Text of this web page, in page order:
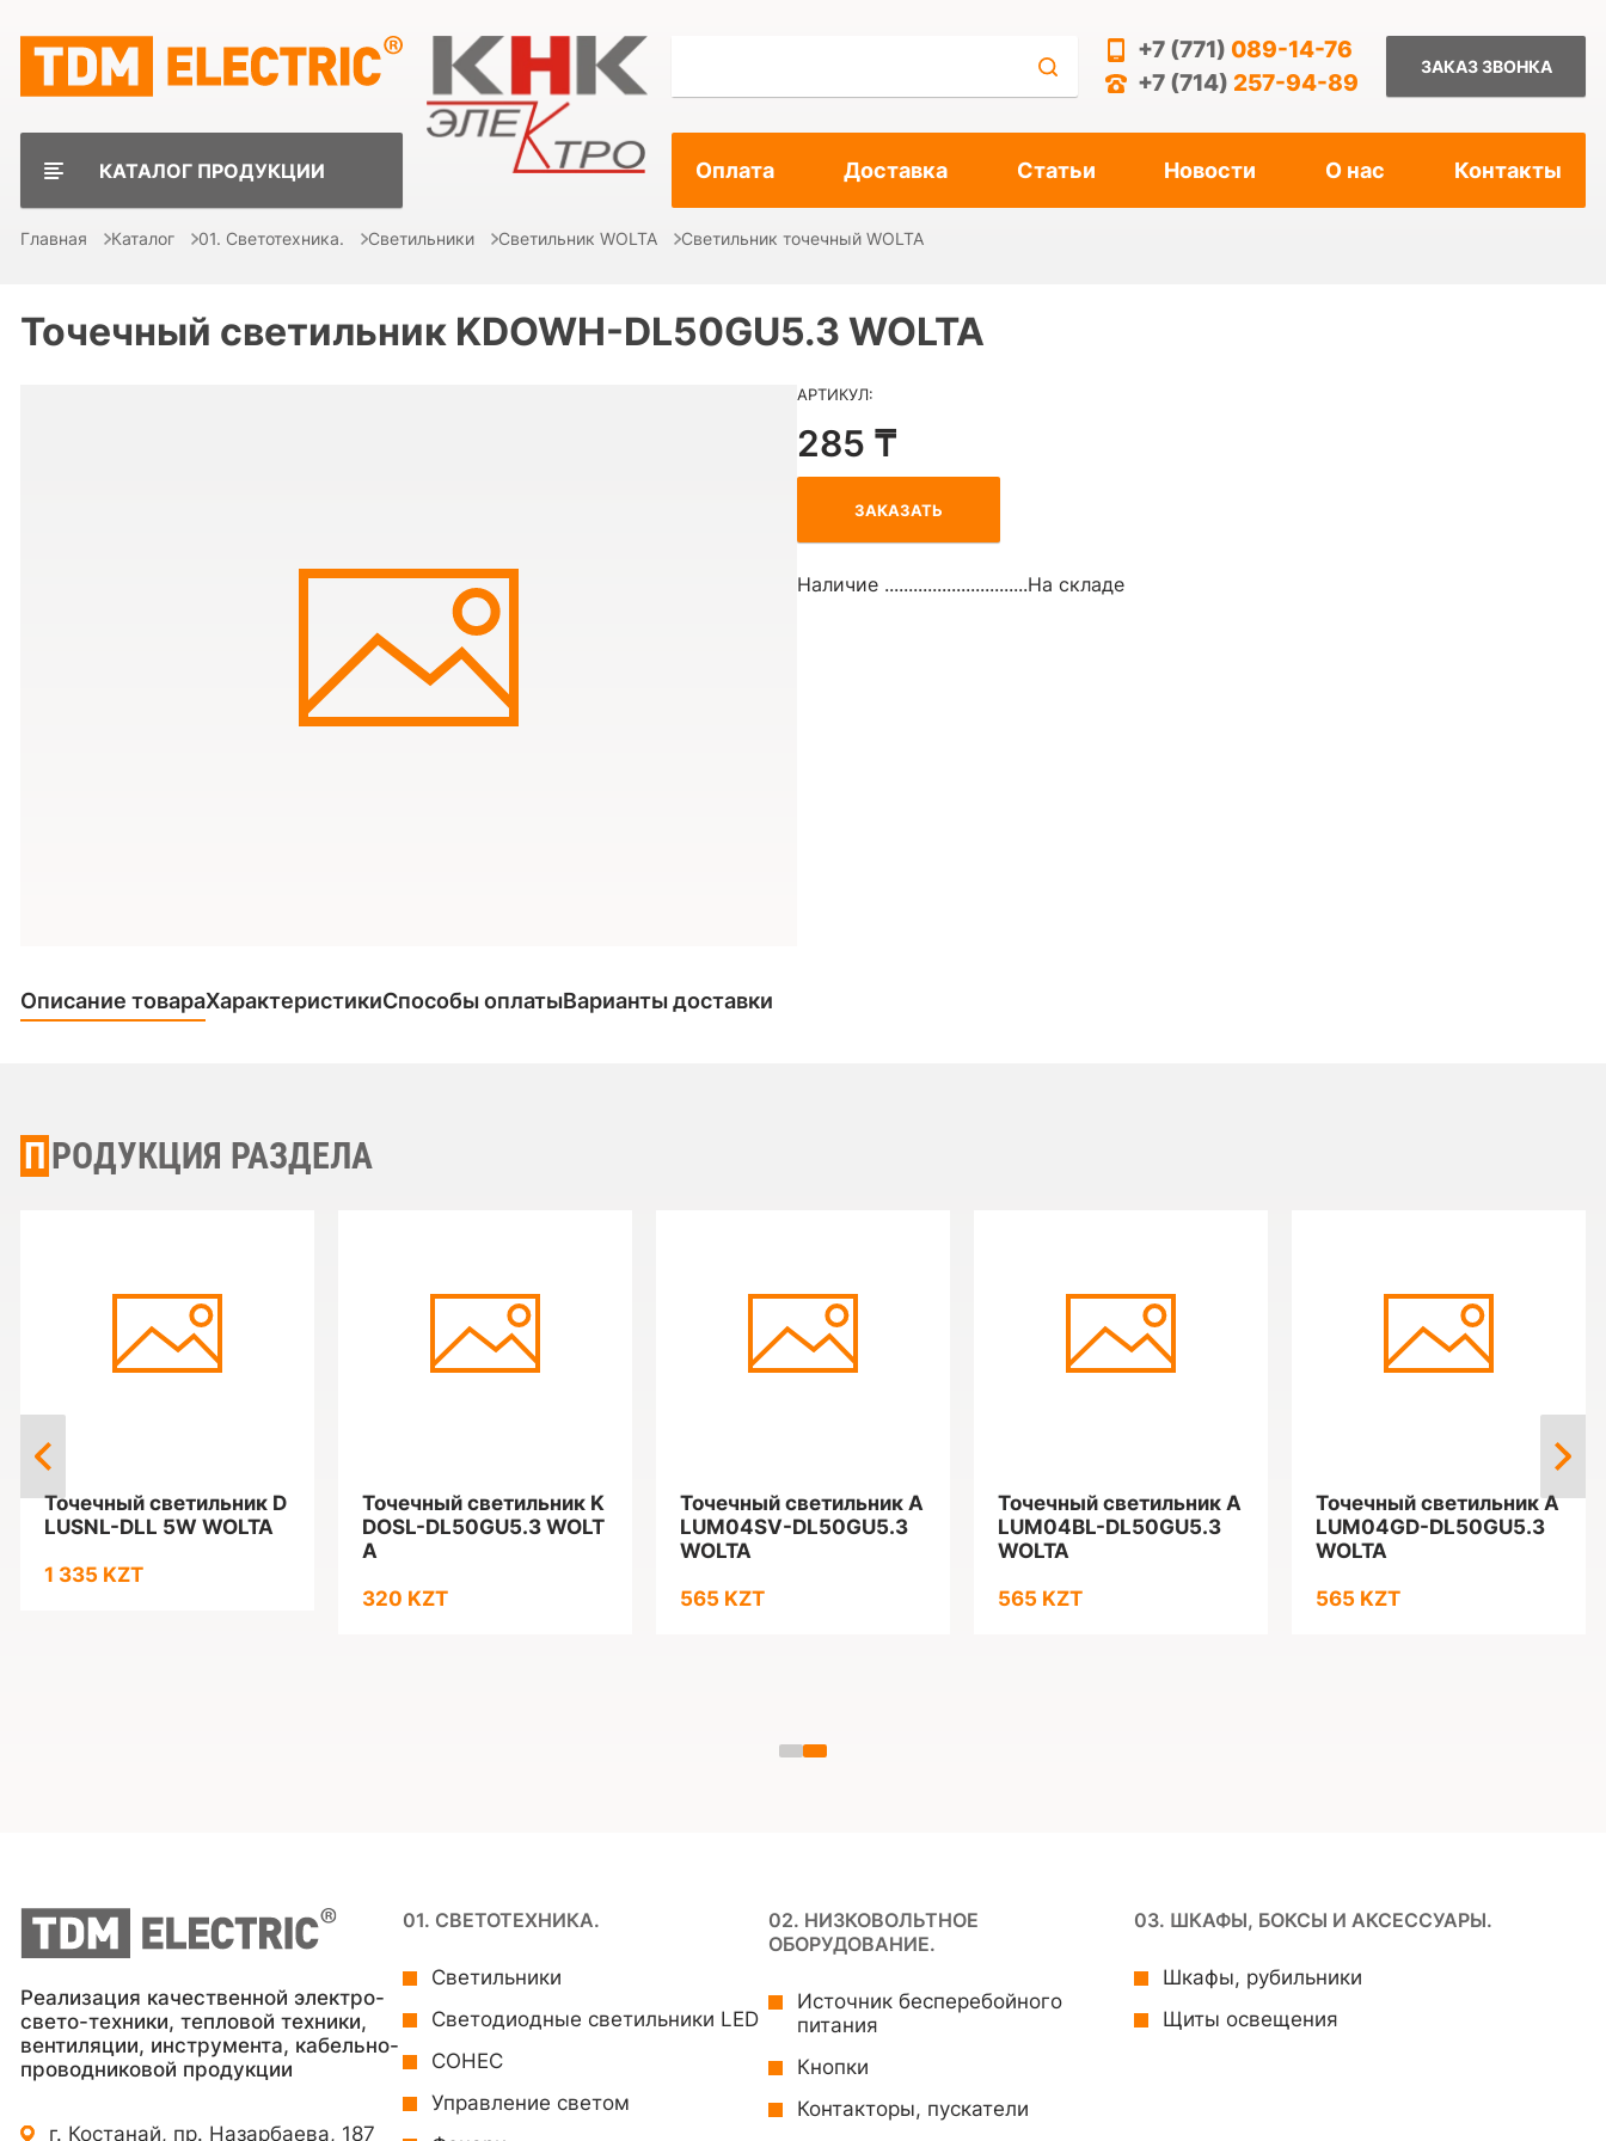
+7 (771) 089-14-76
+7 (714) 257-94-89
ЗАКАЗ ЗВОНКА
КАТАЛОГ ПРОДУКЦИИ Оплата Доставка Статьи Новости О нас Контакты
Главная Каталог 01. Светотехника. Светильники Светильник WOLTA Светильник точечный WOLTA
Точечный светильник KDOWH-DL50GU5.3 WOLTA
АРТИКУЛ:
285 ₸
ЗАКАЗАТЬ
Наличие ..............................На складе
Описание товараХарактеристикиСпособы оплатыВарианты доставки
ПРОДУКЦИЯ РАЗДЕЛА
Точечный светильник D
LUSNL-DLL 5W WOLTA
1 335 KZT
Точечный светильник K
DOSL-DL50GU5.3 WOLT
A
320 KZT
Точечный светильник A
LUM04SV-DL50GU5.3
WOLTA
565 KZT
Точечный светильник A
LUM04BL-DL50GU5.3
WOLTA
565 KZT
Точечный светильник A
LUM04GD-DL50GU5.3
WOLTA
565 KZT
Реализация качественной электро-
свето-техники, тепловой техники,
вентиляции, инструмента, кабельно-
проводниковой продукции
г. Костанай, пр. Назарбаева, 187
01. СВЕТОТЕХНИКА.
Светильники
Светодиодные светильники LED
СОНЕС
Управление светом
02. НИЗКОВОЛЬТНОЕ
ОБОРУДОВАНИЕ.
Источник бесперебойного
питания
Кнопки
Контакторы, пускатели
03. ШКАФЫ, БОКСЫ И АКСЕССУАРЫ.
Шкафы, рубильники
Щиты освещения